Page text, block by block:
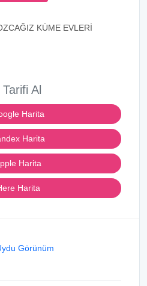
KÜME EVLERİ
Al
Harita
Harita
Harita
Harita
Görünüm